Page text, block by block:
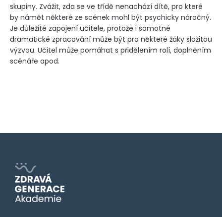
skupiny. Zvážit, zda se ve třídě nenachází dítě, pro které
by námět některé ze scének mohl být psychicky náročný.
Je důležité zapojení učitele, protože i samotné
dramatické zpracování může být pro některé žáky složitou
výzvou. Učitel může pomáhat s přidělením rolí, doplněním
scénáře apod.